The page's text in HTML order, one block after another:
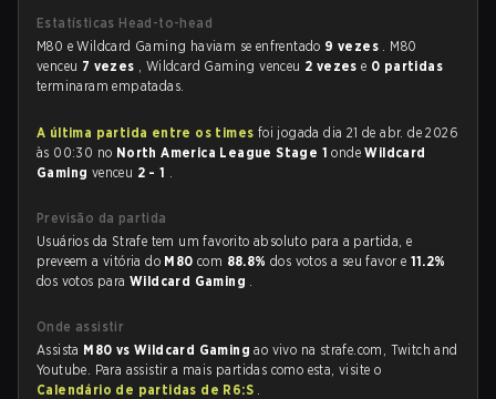
Estatísticas Head-to-head
M80 e Wildcard Gaming haviam se enfrentado 9 vezes . M80
venceu 7 vezes , Wildcard Gaming venceu 2 vezese 0 partidas
terminaram empatadas.
A última partida entre os times foi jogada dia 21 de abr. de 2026
às 00:30 no North America League Stage 1ondeWildcard
Gaming venceu 2 - 1 .
Previsão da partida
Usuários da Strafe tem um favorito absoluto para a partida, e
preveem a vitória do M80com 88.8%dos votos a seu favor e 11.2%
dos votos para Wildcard Gaming .
Onde assistir
Assista M80 vs Wildcard Gamingao vivo na strafe.com, Twitch and
Youtube. Para assistir a mais partidas como esta, visite o
Calendário de partidas de R6:S .